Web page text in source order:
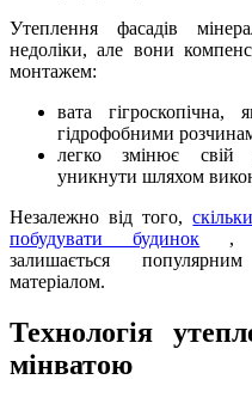
Утеплення фасадів
недоліки, але вони
монтажем:
вата
гідрофобними
легко змінює
уникнути шляхом
Незалежно від того,
побудувати будинок ,
залишається популярним
матеріалом.
Технологія
мінватою